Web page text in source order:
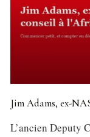
Jim Adams, ex-
L’ancien Deputy